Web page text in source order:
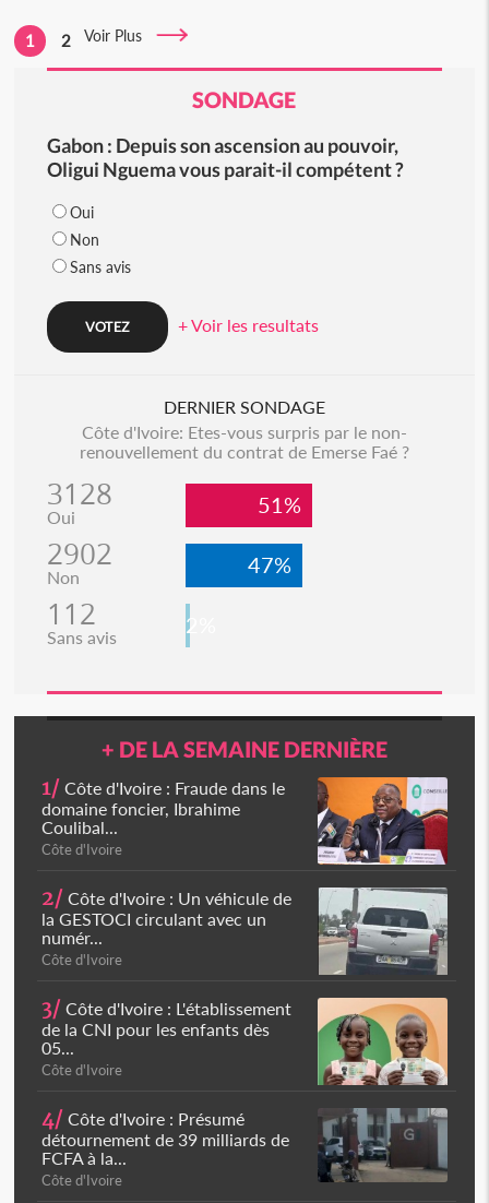
1 2 Voir Plus
SONDAGE
Gabon : Depuis son ascension au pouvoir,
Oligui Nguema vous parait-il compétent ?
Oui
Non
Sans avis
+ Voir les resultats
DERNIER SONDAGE
Côte d'Ivoire: Etes-vous surpris par le non-
renouvellement du contrat de Emerse Faé ?
3128
Oui 51%
2902
Non 47%
112
Sans avis 2%
+ DE LA SEMAINE DERNIÈRE
1/ Côte d'Ivoire : Fraude dans le
domaine foncier, Ibrahime
Coulibal...
Côte d'Ivoire
2/ Côte d'Ivoire : Un véhicule de
la GESTOCI circulant avec un
numér...
Côte d'Ivoire
3/ Côte d'Ivoire : L'établissement
de la CNI pour les enfants dès
05...
Côte d'Ivoire
4/ Côte d'Ivoire : Présumé
détournement de 39 milliards de
FCFA à la...
Côte d'Ivoire